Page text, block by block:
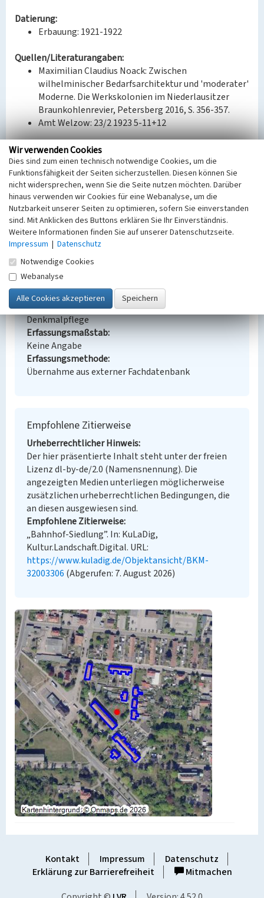
Datierung:
Erbauung: 1921-1922
Quellen/Literaturangaben:
Maximilian Claudius Noack: Zwischen
wilhelminischer Bedarfsarchitektur und 'moderater'
Moderne. Die Werkskolonien im Niederlausitzer
Braunkohlenrevier, Petersberg 2016, S. 356-357.
Amt Welzow: 23/2 1923 5-11+12
BKM-Nummer:32003306
(Erfassungsprojekt Lausitz, BLDAM 2023)
Bahnhof-Siedlung
Schlagwörter
Siedlung
Welzow
Alternativer Ortsname
Wjelcej
Fachsicht(en)
Denkmalpflege
Erfassungsmaßstab
Keine Angabe
Erfassungsmethode
Übernahme aus externer Fachdatenbank
Empfohlene Zitierweise
Urheberrechtlicher Hinweis
Der hier präsentierte Inhalt steht unter der freien
Lizenz dl-by-de/2.0 (Namensnennung). Die
angezeigten Medien unterliegen möglicherweise
zusätzlichen urheberrechtlichen Bedingungen, die
an diesen ausgewiesen sind.
Empfohlene Zitierweise
„Bahnhof-Siedlung”. In: KuLaDig,
Kultur.Landschaft.Digital. URL:
https://www.kuladig.de/Objektansicht/BKM-
32003306 (Abgerufen: 7. August 2026)
Kontakt Impressum
Datenschutz
Erklärung zur Barrierefreiheit
Mitmachen
Wir verwenden Cookies
Dies sind zum einen technisch notwendige Cookies, um die
Funktionsfähigkeit der Seiten sicherzustellen. Diesen können Sie
nicht widersprechen, wenn Sie die Seite nutzen möchten. Darüber
hinaus verwenden wir Cookies für eine Webanalyse, um die
Nutzbarkeit unserer Seiten zu optimieren, sofern Sie einverstanden
sind. Mit Anklicken des Buttons erklären Sie Ihr Einverständnis.
Weitere Informationen finden Sie auf unserer Datenschutzseite.
Impressum | Datenschutz
Notwendige Cookies
Webanalyse